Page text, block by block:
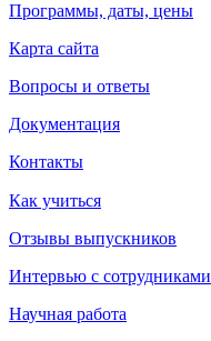
Программы, даты, цены
Карта сайта
Вопросы и ответы
Документация
Контакты
Как учиться
Отзывы выпускников
Интервью с сотрудниками
Научная работа